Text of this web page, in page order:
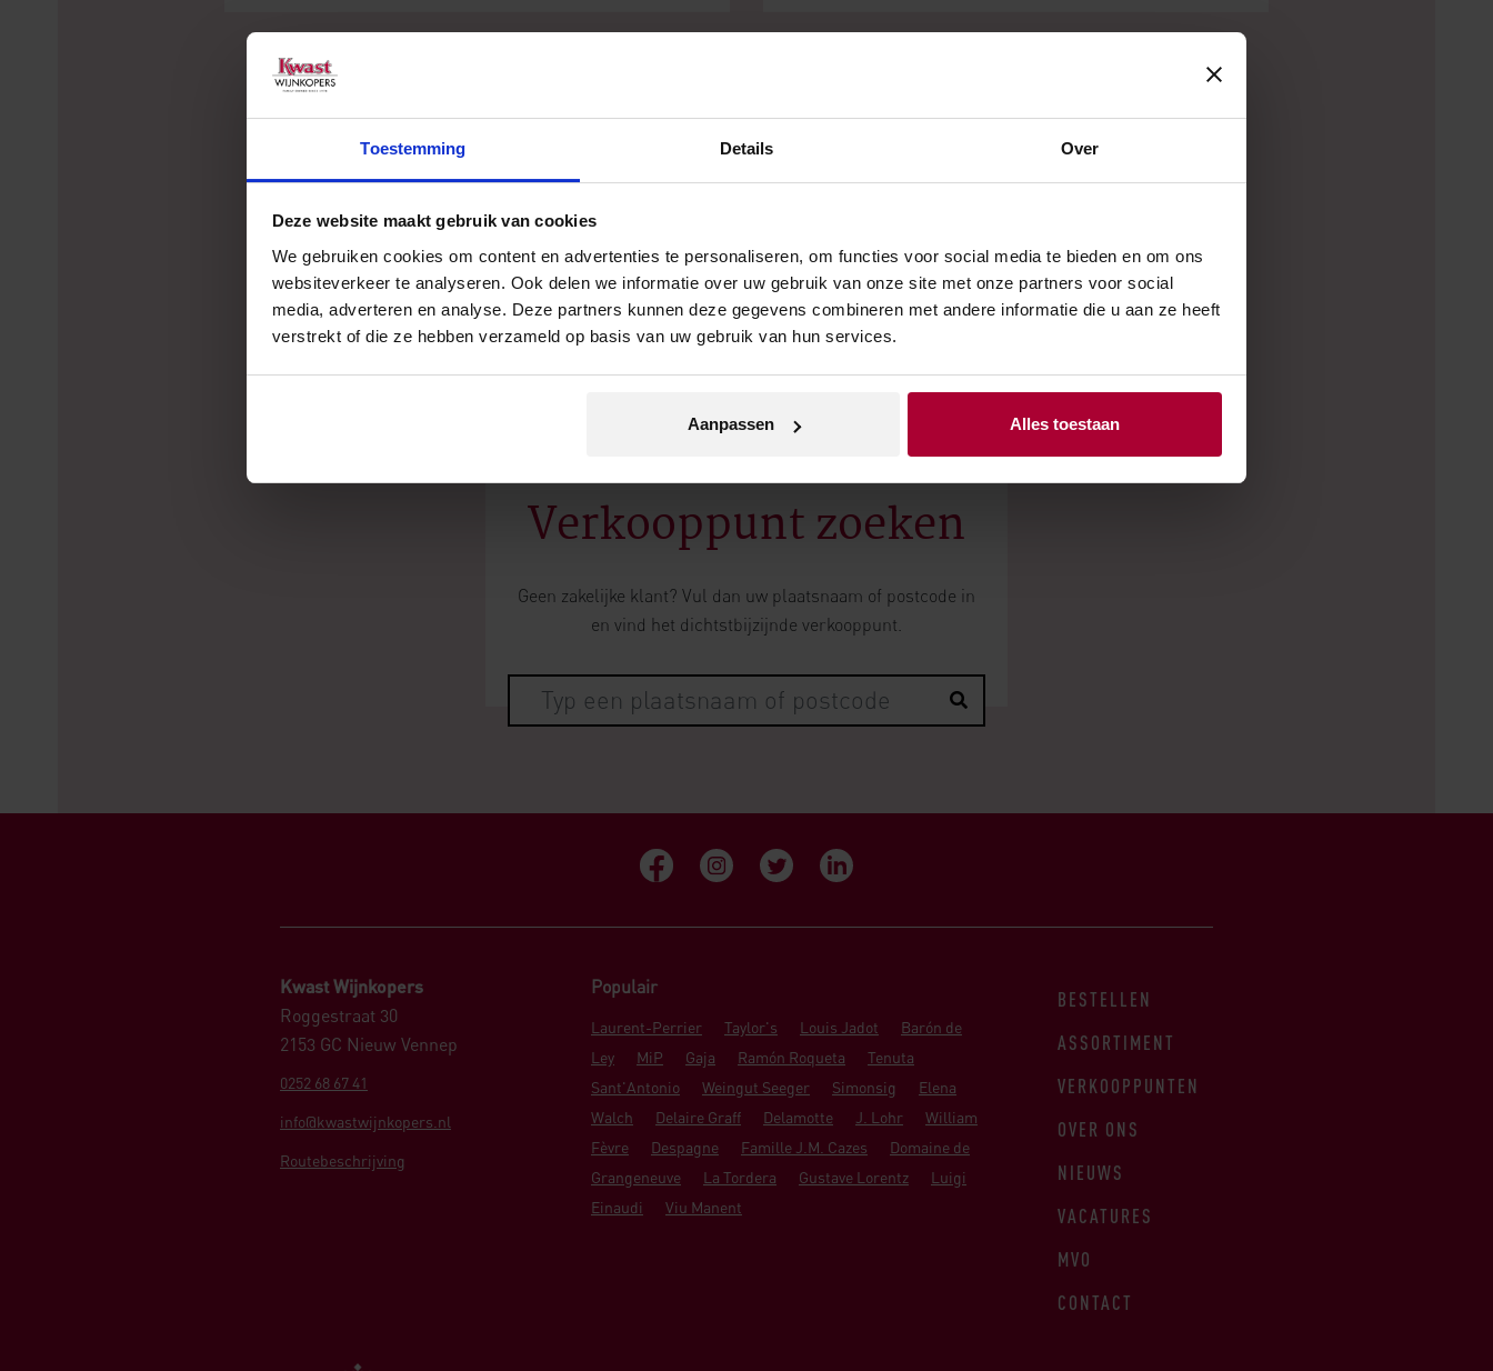
Toestemming Details Over
Deze website maakt gebruik van cookies
We gebruiken cookies om content en advertenties te personaliseren, om functies voor social media te bieden en om ons
websiteverkeer te analyseren. Ook delen we informatie over uw gebruik van onze site met onze partners voor social
media, adverteren en analyse. Deze partners kunnen deze gegevens combineren met andere informatie die u aan ze heeft
verstrekt of die ze hebben verzameld op basis van uw gebruik van hun services.
Aanpassen Alles toestaan
Meer weten over deze
wijn?
NEEM CONTACT OP
Verkooppunt zoeken
Geen zakelijke klant? Vul dan uw plaatsnaam of postcode in
en vind het dichtstbijzijnde verkooppunt.
Kwast Wijnkopers
Roggestraat 30
2153 GC Nieuw Vennep
0252 68 67 41
info@kwastwijnkopers.nl
Routebeschrijving
Populair
Laurent-Perrier Taylor's Louis Jadot
Barón de
Ley
MiP Gaja Ramón Roqueta
Tenuta
Sant'Antonio
Weingut Seeger Simonsig
Elena
Walch
Delaire Graff Delamotte J. Lohr
William
Fèvre
Despagne Famille J.M. Cazes
Domaine de
Grangeneuve
La Tordera Gustave Lorentz
Luigi
Einaudi
Viu Manent
BESTELLEN
ASSORTIMENT
VERKOOPPUNTEN
OVER ONS
NIEUWS
VACATURES
MVO
CONTACT